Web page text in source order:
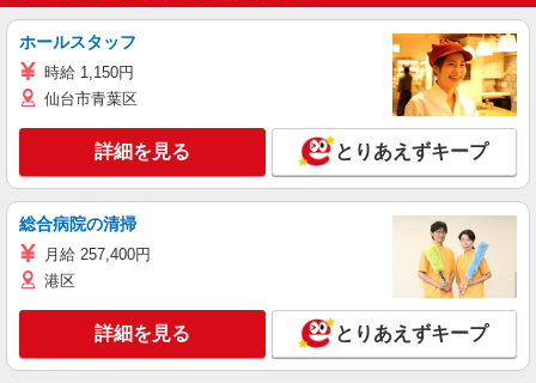
ホールスタッフ
時給 1,150円
仙台市青葉区
詳細を見る とりあえずキープ
総合病院の清掃
月給 257,400円
港区
詳細を見る とりあえずキープ